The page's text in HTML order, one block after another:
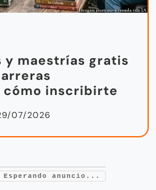
y maestrías gratis
inscribirte
07/2026
Esperando anuncio...